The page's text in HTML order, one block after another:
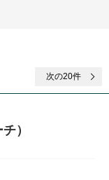
次の20件
）